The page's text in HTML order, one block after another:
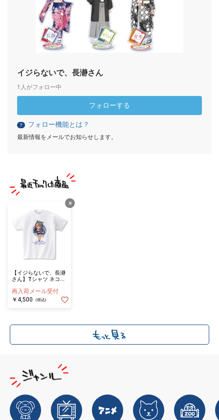
イジらないで、長瀞さん
1人がフォロー中
フォローする
？ フォロー機能とは？
最新情報をメールでお知らせします。
×
【イジらないで、長瀞
さん】Tシャツ ネコト
再入荷メール受付
￥4,500
(税込)